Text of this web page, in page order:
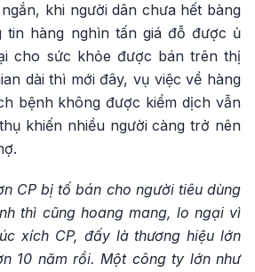
khi người dân chưa hết bàng
tin hàng nghìn tấn giá đỗ được ủ
cho sức khỏe được bán trên thị
dài thì mới đây, vụ việc về hàng
bệnh không được kiểm dịch vẫn
khiến nhiều người càng trở nên
CP bị tố bán cho người tiêu dùng
thì cũng hoang mang, lo ngại vì
xích CP, đấy là thương hiệu lớn
10 năm rồi. Một công ty lớn như